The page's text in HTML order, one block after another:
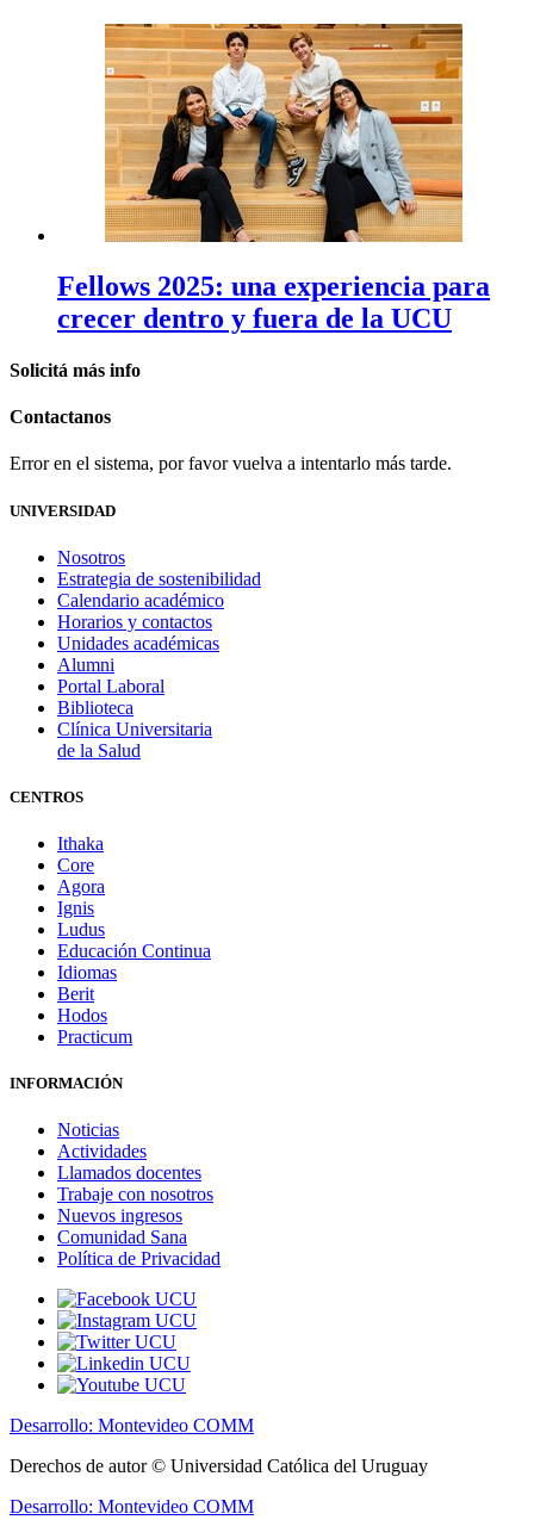
Fellows 2025: una experiencia para
crecer dentro y fuera de la UCU
Solicitá más info
Contactanos
Error en el sistema, por favor vuelva a intentarlo más tarde.
UNIVERSIDAD
Nosotros
Estrategia de sostenibilidad
Calendario académico
Horarios y contactos
Unidades académicas
Alumni
Portal Laboral
Biblioteca
Clínica Universitaria
de la Salud
CENTROS
Ithaka
Core
Agora
Ignis
Ludus
Educación Continua
Idiomas
Berit
Hodos
Practicum
INFORMACIÓN
Noticias
Actividades
Llamados docentes
Trabaje con nosotros
Nuevos ingresos
Comunidad Sana
Política de Privacidad
Desarrollo: Montevideo COMM
Derechos de autor © Universidad Católica del Uruguay
Desarrollo: Montevideo COMM